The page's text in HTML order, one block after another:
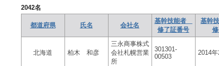
2042名
都道府県 氏名 会社名
基幹技能者
修了証番号
基幹
北海道 柏木 和彦
三永商事株式
会社札幌営業
所
301301-
00503
2014